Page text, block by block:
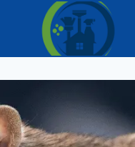
التجاوز
المحتوى